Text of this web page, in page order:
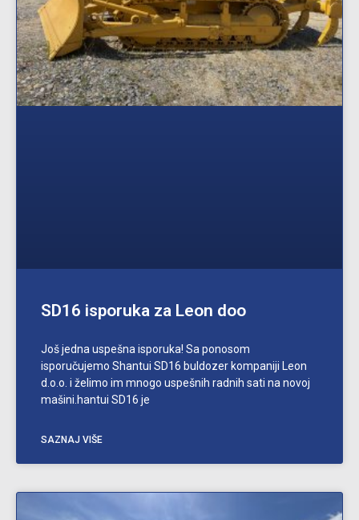
SD16 isporuka za Leon doo
Još jedna uspešna isporuka! Sa ponosom
isporučujemo Shantui SD16 buldozer kompaniji Leon
d.o.o. i želimo im mnogo uspešnih radnih sati na novoj
mašini.hantui SD16 je
SAZNAJ VIŠE